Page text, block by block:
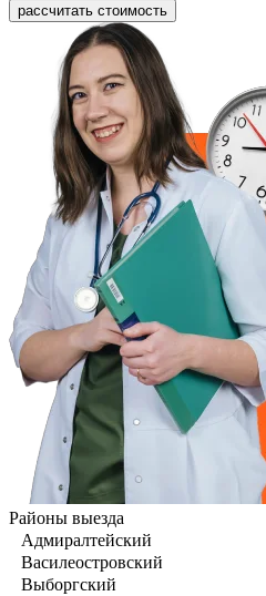
рассчитать стоимость
Районы выезда
Адмиралтейский
Василеостровский
Выборгский